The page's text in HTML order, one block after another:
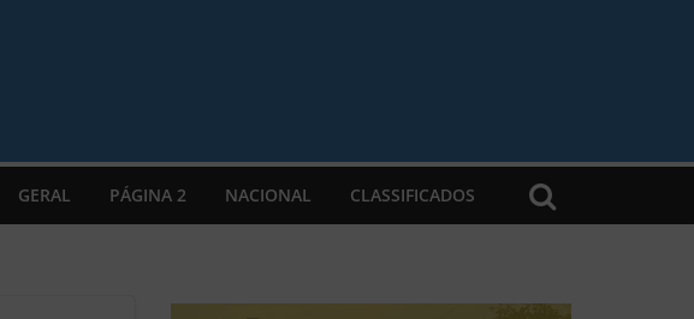
GERAL PÁGINA 2 NACIONAL CLASSIFICADOS